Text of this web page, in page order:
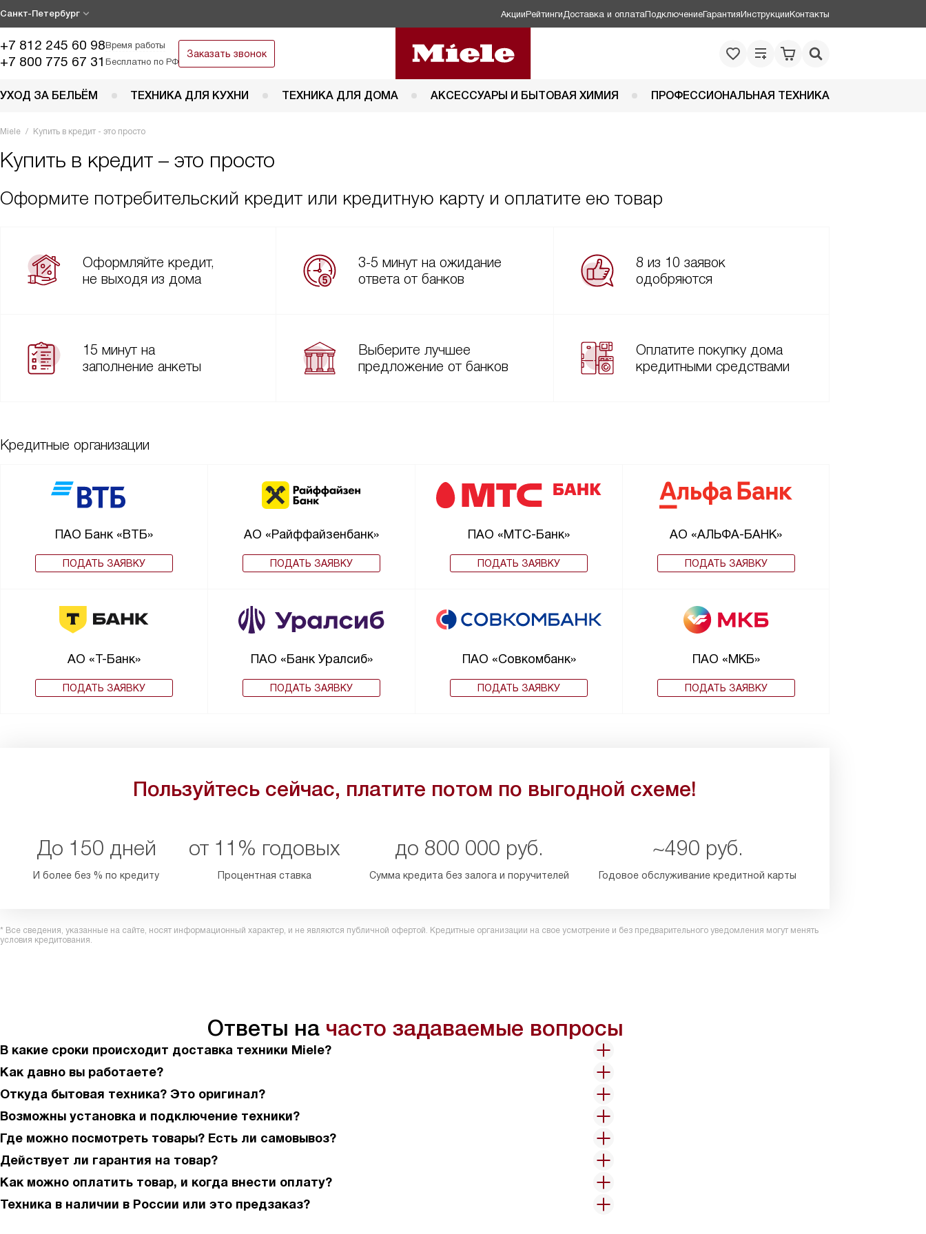
Санкт-Петербург АкцииРейтинги Доставка и оплатаПодключениеГарантияИнструкцииКонтакты
+7 812 245 60 98Время работы
+7 800 775 67 31 Бесплатно по РФ
Заказать звонок
УХОД ЗА БЕЛЬЁМ ТЕХНИКА ДЛЯ КУХНИ ТЕХНИКА ДЛЯ ДОМА АКСЕССУАРЫ И БЫТОВАЯ ХИМИЯ ПРОФЕССИОНАЛЬНАЯ ТЕХНИКА
Miele Купить в кредит - это просто
Купить в кредит – это просто
Оформите потребительский кредит или кредитную карту и оплатите ею товар
Оформляйте кредит,
не выходя из дома
3-5 минут на ожидание
ответа от банков
8 из 10 заявок
одобряются
15 минут на
заполнение анкеты
Выберите лучшее
предложение от банков
Оплатите покупку дома
кредитными средствами
Кредитные организации
ПАО Банк «ВТБ»
ПОДАТЬ ЗАЯВКУ
АО «Райффайзенбанк»
ПОДАТЬ ЗАЯВКУ
ПАО «МТС-Банк»
ПОДАТЬ ЗАЯВКУ
АО «АЛЬФА-БАНК»
ПОДАТЬ ЗАЯВКУ
АО «Т-Банк»
ПОДАТЬ ЗАЯВКУ
ПАО «Банк Уралсиб»
ПОДАТЬ ЗАЯВКУ
ПАО «Совкомбанк»
ПОДАТЬ ЗАЯВКУ
ПАО «МКБ»
ПОДАТЬ ЗАЯВКУ
Пользуйтесь сейчас, платите потом по выгодной схеме!
До 150 дней
И более без % по кредиту
от 11% годовых
Процентная ставка
до 800 000 руб.
Сумма кредита без залога и поручителей
~490 руб.
Годовое обслуживание кредитной карты
* Все сведения, указанные на сайте, носят информационный характер, и не являются публичной офертой. Кредитные организации на свое усмотрение и без предварительного уведомления могут менять
условия кредитования.
Ответы на часто задаваемые вопросы
В какие сроки происходит доставка техники Miele?
Как давно вы работаете?
Откуда бытовая техника? Это оригинал?
Возможны установка и подключение техники?
Где можно посмотреть товары? Есть ли самовывоз?
Действует ли гарантия на товар?
Как можно оплатить товар, и когда внести оплату?
Техника в наличии в России или это предзаказ?